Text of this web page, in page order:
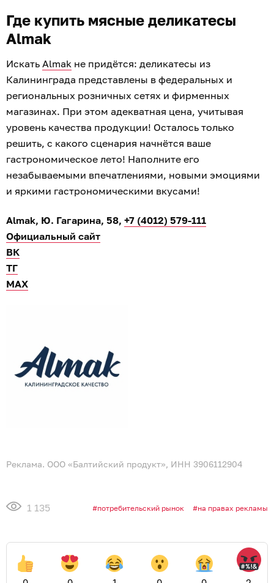
Где купить мясные деликатесы
Almak
Искать Almak не придётся: деликатесы из
Калининграда представлены в федеральных и
региональных розничных сетях и фирменных
магазинах. При этом адекватная цена, учитывая
уровень качества продукции! Осталось только
решить, с какого сценария начнётся ваше
гастрономическое лето! Наполните его
незабываемыми впечатлениями, новыми эмоциями
и яркими гастрономическими вкусами!
Almak, Ю. Гагарина, 58, +7 (4012) 579-111
Официальный сайт
ВК
ТГ
МАХ
Реклама. ООО «Балтийский продукт», ИНН 3906112904
1 135 потребительский рынок на правах рекламы